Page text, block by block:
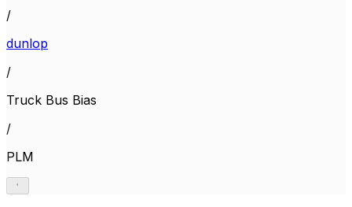
/
dunlop
/
Truck Bus Bias
/
PLM